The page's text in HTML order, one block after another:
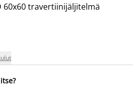
60x60 travertiinijäljitelmä